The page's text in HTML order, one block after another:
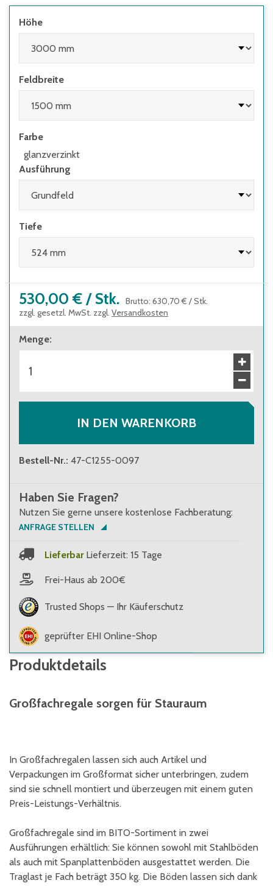
ausreichend gegen Kippen gesichert
• wenn die Höhe des obersten Fachbodens
im Verhältnis zur Regaltiefe größer 5:1 ist
• wenn Regale mit Flügeltüren eingesetzt
größer 4:1 ist
• wenn Regale mit herausziehbaren
Leitern eingesetzt werden
Höhe
Feldbreite
Farbe
glanzverzinkt
Ausführung
Tiefe
530,00 € / Stk. Brutto: 630,70 € /Stk.
zzgl. gesetzl. MwSt. zzgl. Versandkosten
Menge:
IN DEN WARENKORB
Bestell-Nr.: 47-C1255-0097
Haben Sie Fragen?
Nutzen Sie gerne unsere kostenlose Fachberatung:
ANFRAGE STELLEN
Lieferbar Lieferzeit: 15 Tage
Frei-Haus ab 200€
Trusted Shops — Ihr Käuferschutz
geprüfter EHI Online-Shop
Produktdetails
Großfachregale sorgen für Stauraum
In Großfachregalen lassen sich auch Artikel und
Verpackungen im Großformat sicher unterbringen, zudem
sind sie schnell montiert und überzeugen mit einem guten
Preis-Leistungs-Verhältnis.
Großfachregale sind im BITO-Sortiment in zwei
Ausführungen erhältlich: Sie können sowohl mit Stahlböden
als auch mit Spanplattenböden ausgestattet werden. Die
Traglast je Fach beträgt 350 kg. Die Böden lassen sich dank